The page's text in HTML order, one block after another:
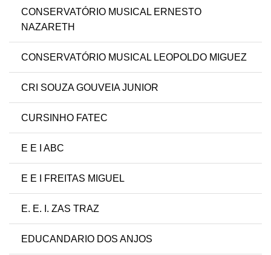
CONSERVATÓRIO MUSICAL ERNESTO
NAZARETH
CONSERVATÓRIO MUSICAL LEOPOLDO MIGUEZ
CRI SOUZA GOUVEIA JUNIOR
CURSINHO FATEC
E E I ABC
E E I FREITAS MIGUEL
E. E. I. ZAS TRAZ
EDUCANDARIO DOS ANJOS